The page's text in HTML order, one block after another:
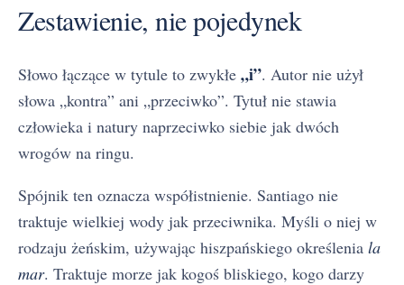
Zestawienie, nie pojedynek
Słowo łączące w tytule to zwykłe „i”. Autor nie użył
słowa „kontra” ani „przeciwko”. Tytuł nie stawia
człowieka i natury naprzeciwko siebie jak dwóch
wrogów na ringu.
Spójnik ten oznacza współistnienie. Santiago nie
traktuje wielkiej wody jak przeciwnika. Myśli o niej w
rodzaju żeńskim, używając hiszpańskiego określenia la
mar. Traktuje morze jak kogoś bliskiego, kogo darzy